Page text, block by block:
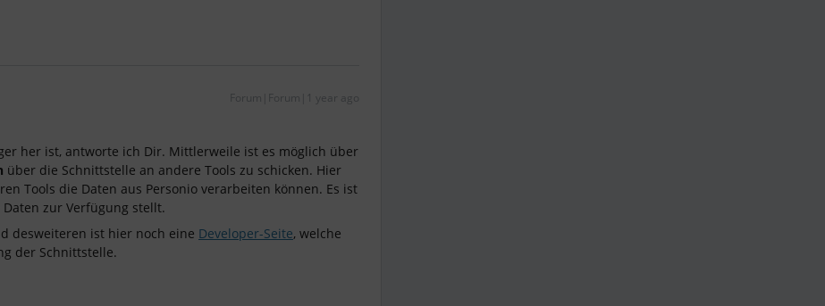
Forum|Forum|1 year ago
her ist, antworte ich Dir. Mittlerweile ist es möglich über
über die Schnittstelle an andere Tools zu schicken. Hier
Tools die Daten aus Personio verarbeiten können. Es ist
zur Verfügung stellt.
desweiteren ist hier noch eine Developer-Seite, welche
der Schnittstelle.